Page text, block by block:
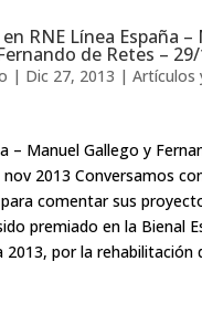
RNE Línea España –
de Retes –
| Dic 27, 2013 | Artículos
– Manuel Gallego y
2013 Conversamos
comentar sus
premiado en la Bienal
2013, por la rehabilitación